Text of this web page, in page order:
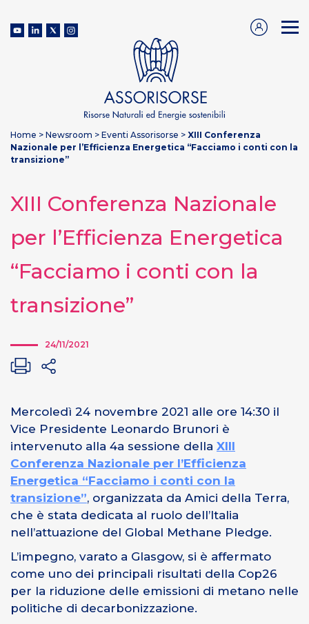
Home > Newsroom > Eventi Assorisorse > XIII Conferenza
Nazionale per l’Efficienza Energetica “Facciamo i conti con la
transizione”
XIII Conferenza Nazionale
per l’Efficienza Energetica
“Facciamo i conti con la
transizione”
24/11/2021
Mercoledì 24 novembre 2021 alle ore 14:30 il
Vice Presidente Leonardo Brunori è
intervenuto alla 4a sessione della XIII
Conferenza Nazionale per l’Efficienza
Energetica “Facciamo i conti con la
transizione”, organizzata da Amici della Terra,
che è stata dedicata al ruolo dell’Italia
nell’attuazione del Global Methane Pledge.
L’impegno, varato a Glasgow, si è affermato
come uno dei principali risultati della Cop26
per la riduzione delle emissioni di metano nelle
politiche di decarbonizzazione.